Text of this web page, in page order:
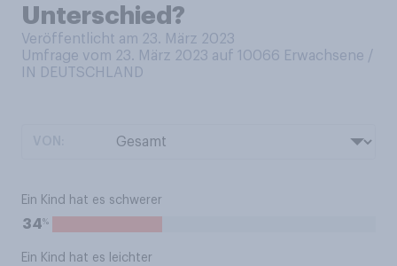
Unterschied?
Veröffentlicht am 23. März 2023
Umfrage vom 23. März 2023 auf 10066 Erwachsene /
IN DEUTSCHLAND
Ein Kind hat es schwerer
34%
Ein Kind hat es leichter